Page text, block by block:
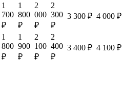
1
700
₽
1
800
₽
2
000
₽
2
300
₽
3 300 ₽ 4 000 ₽
1
800
₽
1
900
₽
2
100
₽
2
400
₽
3 400 ₽ 4 100 ₽